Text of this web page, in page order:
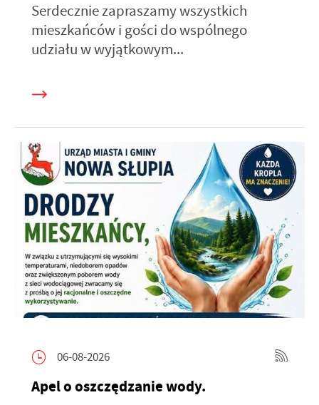
Serdecznie zapraszamy wszystkich
mieszkańców i gości do wspólnego
udziału w wyjątkowym...
06-08-2026
Apel o oszczędzanie wody.